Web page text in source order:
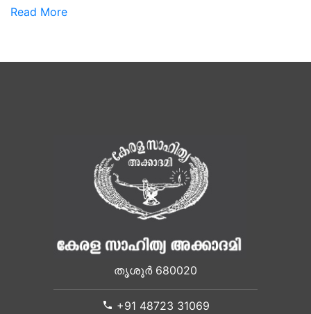
Read More
തൃശൂർ 680020
+91 48723 31069